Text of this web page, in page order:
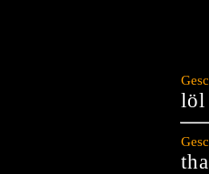
löl